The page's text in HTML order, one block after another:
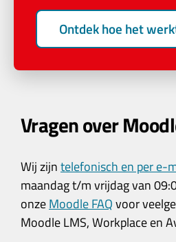
Ontdek hoe het
Vragen over
Wij zijntelefonisch en per e-
maandag t/m vrijdag van
onzeMoodle FAQvoor
Moodle LMS, Workplace en